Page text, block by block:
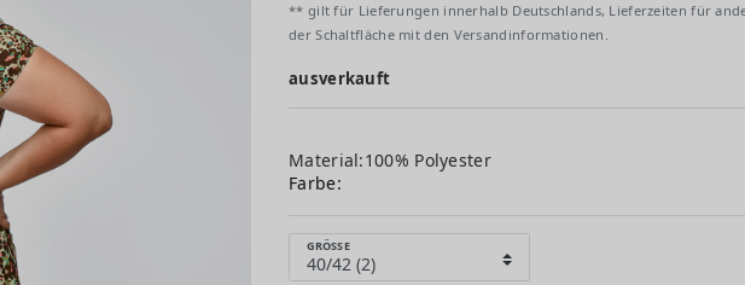
** gilt für Lieferungen innerhalb Deutschlands, Lieferzeiten für
der Schaltfläche mit den Versandinformationen.
ausverkauft
Material:100% Polyester
Farbe:
GRÖSSE